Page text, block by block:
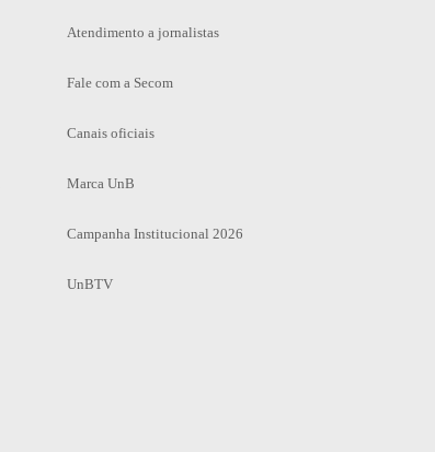
Atendimento a jornalistas
Fale com a Secom
Canais oficiais
Marca UnB
Campanha Institucional 2026
UnBTV